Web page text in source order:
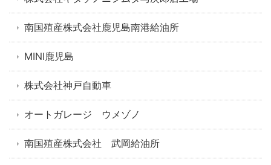
南国殖産株式会社鹿児島南港給油所
MINI鹿児島
株式会社神戸自動車
オートガレージ ウメゾノ
南国殖産株式会社 武岡給油所